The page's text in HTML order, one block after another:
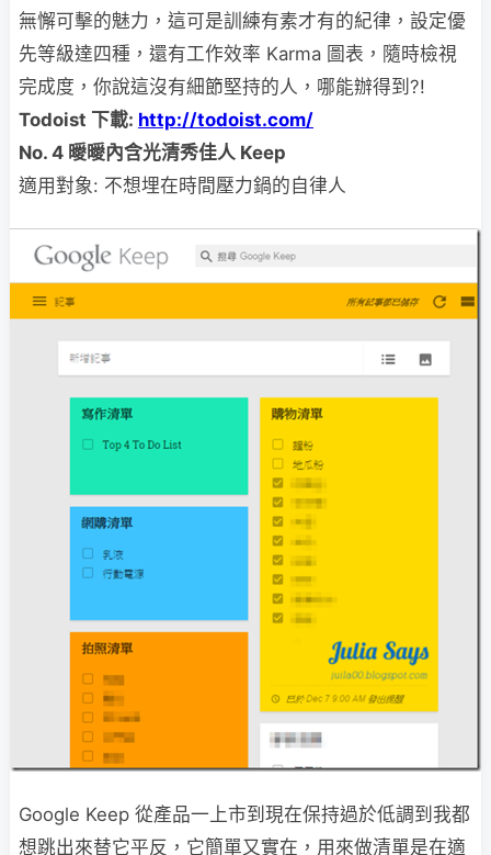
無懈可擊的魅力，這可是訓練有素才有的紀律，設定優
先等級達四種，還有工作效率 Karma 圖表，隨時檢視
完成度，你說這沒有細節堅持的人，哪能辦得到?!
Todoist 下載: http://todoist.com/
No. 4 曖曖內含光清秀佳人 Keep
適用對象: 不想埋在時間壓力鍋的自律人
Google Keep 從產品一上市到現在保持過於低調到我都
想跳出來替它平反，它簡單又實在，用來做清單是在適